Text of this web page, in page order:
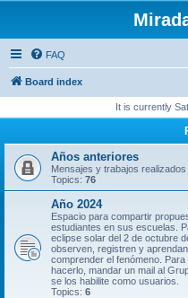
FAQ
Board index
It is currently
Años anteriores
Mensajes y trabajos
Topics: 76
Año 2024
Espacio para compartir
estudiantes en sus escuelas.
eclipse solar del 2 de octubre
observen, registren y
comprender el fenómeno.
hacerlo, mandar un mail al
se los habilite como usuarios.
Topics: 6